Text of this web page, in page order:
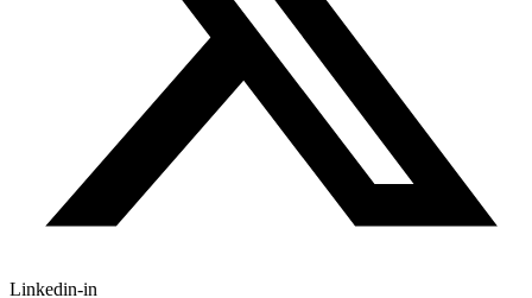
Linkedin-in